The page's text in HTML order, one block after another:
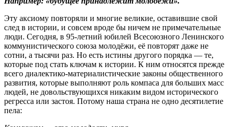
Эту аксиому повторяли и многие великие, оставившие свой
след в истории, и совсем вроде бы ничем не примечательные
люди. Сегодня, в 95-летний юбилей Всесоюзного Ленинского
коммунистического союза молодёжи, её повторят даже не
сотни, а тысячи раз. Но есть истины другого порядка — те,
которые под стать ключам к истории. К ним относятся прежде
всего диалектико-материалистические законы общественного
развития, которые выполняют роль компаса для больших масс
людей, не довольствующихся никаким видом исторического
регресса или застоя. Потому наша страна не одно десятилетие
пела: